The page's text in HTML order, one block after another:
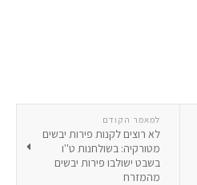
למאמר הקודם
לא רוצים לקנות פירות יבשים
מטורקיה: בשולחנות ט''ו
בשבט ישולבו פירות יבשים
מהמזרח